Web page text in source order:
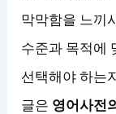
막막함을 느끼
수준과 목적에
선택해야 하는
글은 영어사전